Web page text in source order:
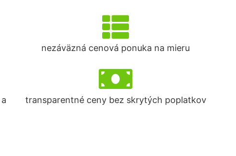
nezáväzná cenová ponuka na mieru
transparentné ceny bez skrytých poplatkov